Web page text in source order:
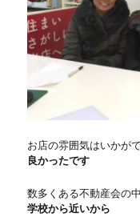
お店の雰囲気はいかが
良かったです
数多くある不動産会の
学校から近いから